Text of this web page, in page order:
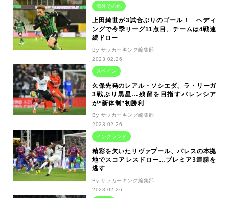
海外その他
上田綺世が3試合ぶりのゴール！ ヘディ
ングで今季リーグ11点目、チームは4戦連
続ドロー
By サッカーキング編集部
2023.02.26
スペイン
久保先発のレアル・ソシエダ、ラ・リーガ
3戦ぶり黒星…残留を目指すバレンシア
が“新体制”初勝利
By サッカーキング編集部
2023.02.26
イングランド
精彩を欠いたリヴァプール、パレスの本拠
地でスコアレスドロー…プレミア3連勝を
逃す
By サッカーキング編集部
2023.02.26